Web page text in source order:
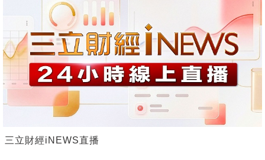
三立財經iNEWS直播